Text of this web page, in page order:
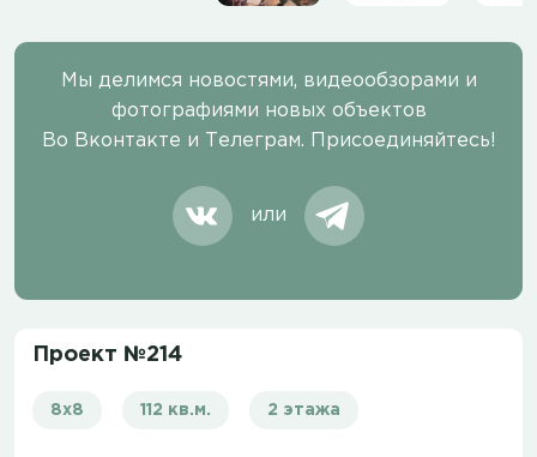
Мы делимся новостями, видеообзорами и
фотографиями новых объектов
Во Вконтакте и Телеграм. Присоединяйтесь!
или
Проект №214
8х8 112 кв.м. 2 этажа